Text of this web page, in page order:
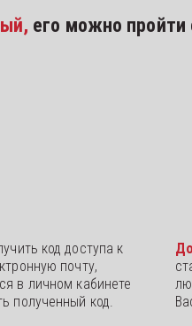
его можно пройти
код доступа к
почту,
в личном кабинете
полученный код.